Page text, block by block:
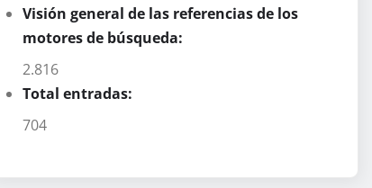
Visión general de las referencias de los
motores de búsqueda:
2.816
Total entradas:
704